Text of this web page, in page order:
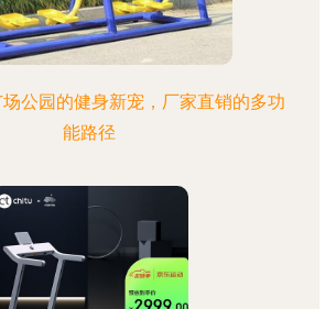
公园的健身新宠，厂家直销的多功
能路径